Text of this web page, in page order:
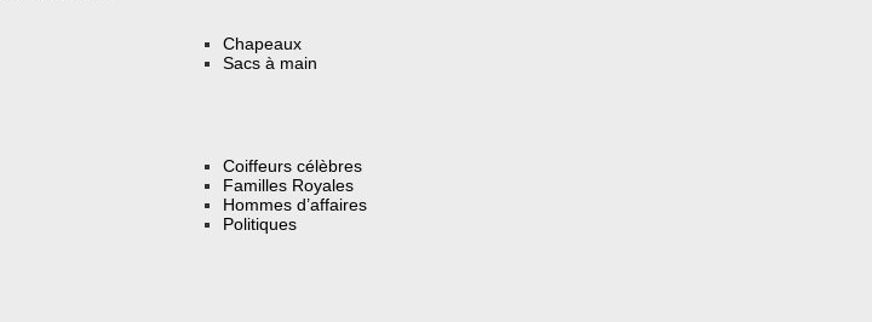
Chapeaux
Sacs à main
Coiffeurs célèbres
Familles Royales
Hommes d’affaires
Politiques